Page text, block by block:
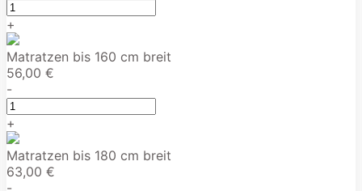
+
Matratzen bis 160 cm breit
56,00 €
-
+
Matratzen bis 180 cm breit
63,00 €